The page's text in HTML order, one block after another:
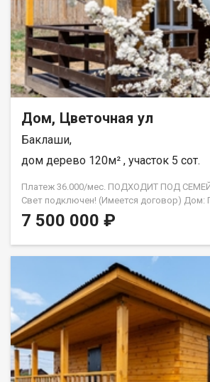
юридическое сопровождение, работа с
сертификатом, материнским семейным
формами расчёта, гарантия
первоначальным взносом! АН Гарант , на
недвижимости с 2005 года. С нами
Дом, Цветочная ул
Баклаши,
дом дерево 120м² , участок 5 сот.
Платеж 36.000/мес. ПОДХОДИТ ПОД
Свет подключен! (Имеется договор) Дом:
раздельные спальни, кухня-гостиная с
выходом на террасу, санузел, гараж.
Центральное холодное водоснабжение.
Санфаянс, водонагреватель. Натяжные
фундамент. Земельный участок: Ровный и
площадь - 5 соток. Отличное
асфальтом, вблизи остановки
школы, магазинов. Отличные соседи.
населённых пунктов. Вид разрешенного
Развитая инфраструктура, есть школа,
по расписанию. с.Баклаши граничит с
выезда в г.Иркутск. Через Шелехов,
7 500 000 ₽